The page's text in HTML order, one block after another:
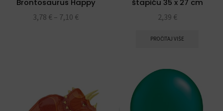
Brontosaurus Happy
Birthday
3,78 € – 7,10 €
štapiću 35 x 27 cm
2,39 €
PROČITAJ VIŠE